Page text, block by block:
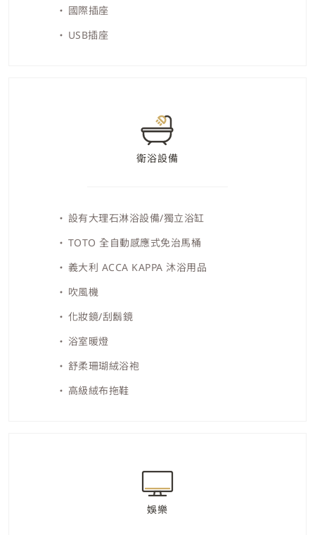
國際插座
USB插座
衛浴設備
設有大理石淋浴設備/獨立浴缸
TOTO 全自動感應式免治馬桶
義大利 ACCA KAPPA 沐浴用品
吹風機
化妝鏡/刮鬍鏡
浴室暖燈
舒柔珊瑚絨浴袍
高級絨布拖鞋
娛樂